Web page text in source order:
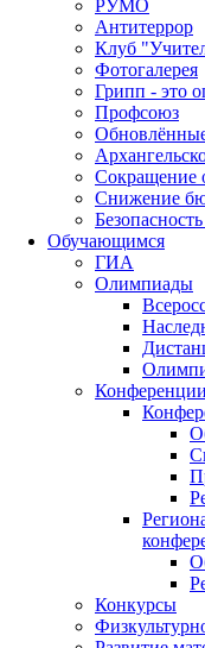
РУМО
Антитеррор
Клуб
Фотогалерея
Грипп - это
Профсоюз
Сокращение
Снижение
Обучающимся
ГИА
Олимпиады
Конференции
Конкурсы